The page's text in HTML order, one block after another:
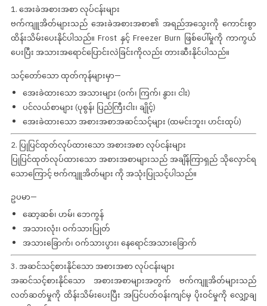
1. အေးခဲအစားအစာ လုပ်ငန်းများ
ဗက်ကျူအိတ်များသည် အေးခဲအစားအစာ၏ အရည်အသွေးကို ကောင်းစွာ
ထိန်းသိမ်းပေးနိုင်ပါသည်။ Frost နှင့် Freezer Burn ဖြစ်ပေါ်မှုကို ကာကွယ်
ပေးပြီး အသားအရောင်ပြောင်းလဲခြင်းကိုလည်း တားဆီးနိုင်ပါသည်။
သင့်တော်သော ထုတ်ကုန်များမှာ—
အေးခဲထားသော အသားများ (ဝက်၊ ကြက်၊ နွား၊ ငါး)
ပင်လယ်စာများ (ပုစွန်၊ ပြည်ကြီးငါး၊ ချိုင့်)
အေးခဲထားသော အစားအစာအဆင်သင့်များ (ထမင်းဘူး၊ ဟင်းထုပ်)
2. ပြုပြင်ထုတ်လုပ်ထားသော အစားအစာ လုပ်ငန်းများ
ပြုပြင်ထုတ်လုပ်ထားသော အစားအစာများသည် အချိန်ကြာရှည် သိုလှောင်ရ
သောကြောင့်ဗက်ကျူအိတ်များကို အသုံးပြုသင့်ပါသည်။
ဥပမာ—
ဆော့ဆစ်၊ ဟမ်၊ ဘေကွန်
အသားလုံး၊ ဝက်သားပြုတ်
အသားခြောက်၊ ဝက်သားပွား၊ နေရောင်အသားခြောက်
3. အဆင်သင့်စားနိုင်သော အစားအစာ လုပ်ငန်းများ
အဆင်သင့်စားနိုင်သော အစားအစာများအတွက် ဗက်ကျူအိတ်များသည်
လတ်ဆတ်မှုကို ထိန်းသိမ်းပေးပြီး အပြင်ပတ်ဝန်းကျင်မှ ပိုးဝင်မှုကို လျှော့ချ